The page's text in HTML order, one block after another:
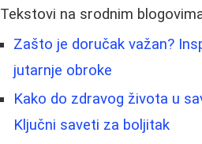
Tekstovi na srodnim
Zašto je doručak važan?
jutarnje obroke
Kako do zdravog života u
Ključni saveti za boljitak